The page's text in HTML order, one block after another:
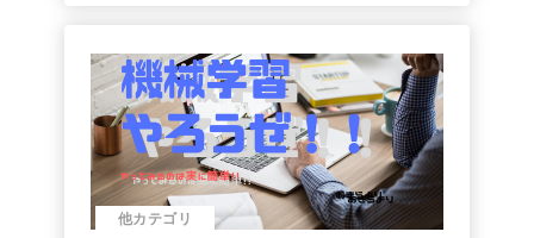
他カテゴリ